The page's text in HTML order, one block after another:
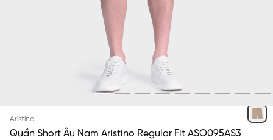
Aristino
Quần Short Âu Nam Aristino Regular Fit ASO095AS3